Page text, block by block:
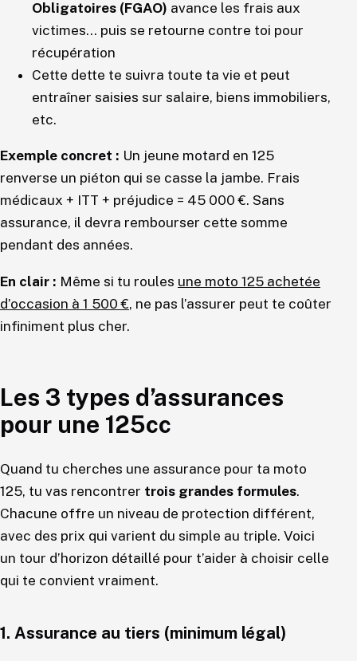
Obligatoires (FGAO) avance les frais aux
victimes… puis se retourne contre toi pour
récupération
Cette dette te suivra toute ta vie et peut
entraîner saisies sur salaire, biens immobiliers,
etc.
Exemple concret : Un jeune motard en 125
renverse un piéton qui se casse la jambe. Frais
médicaux + ITT + préjudice = 45 000 €. Sans
assurance, il devra rembourser cette somme
pendant des années.
En clair : Même si tu roules une moto 125 achetée
d’occasion à 1 500 €, ne pas l’assurer peut te coûter
infiniment plus cher.
Les 3 types d’assurances
pour une 125cc
Quand tu cherches une assurance pour ta moto
125, tu vas rencontrer trois grandes formules.
Chacune offre un niveau de protection différent,
avec des prix qui varient du simple au triple. Voici
un tour d’horizon détaillé pour t’aider à choisir celle
qui te convient vraiment.
1. Assurance au tiers (minimum légal)